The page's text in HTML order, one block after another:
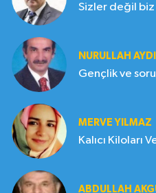
Sizler değil biz
NURULLAH
Gençlik
MERVE YILMAZ
Kalıcı Kiloları
ABDULLAH